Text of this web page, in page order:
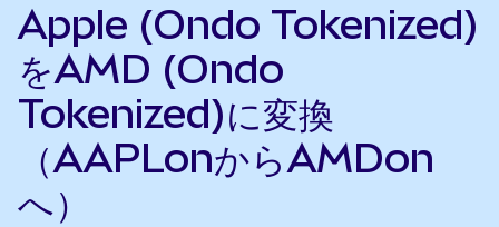
Apple (Ondo Tokenized)
をAMD (Ondo
Tokenized)に変換
（AAPLonからAMDon
へ）